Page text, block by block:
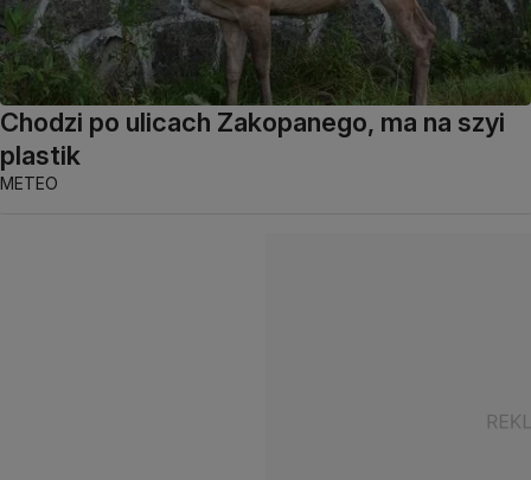
Chodzi po ulicach Zakopanego, ma na szyi
plastik
METEO